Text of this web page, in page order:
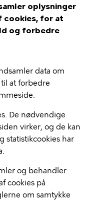
oplysninger
cookies, for at
og forbedre
data om
at forbedre
De nødvendige
virker, og de kan
statistikcookies har
og behandler
cookies på
om samtykke